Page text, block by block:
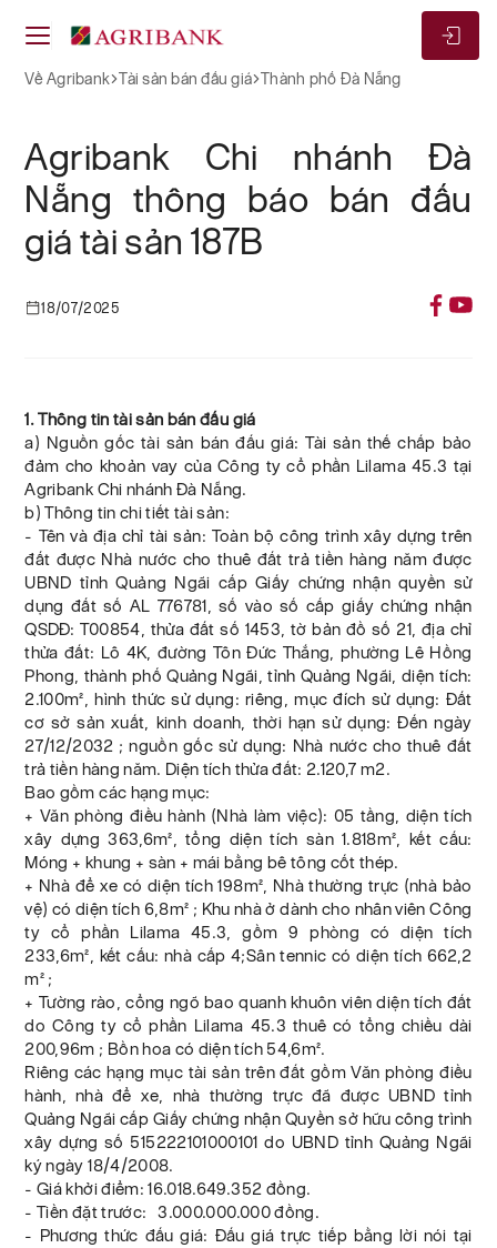
Về Agribank Tài sản bán đấu giá Thành phố Đà Nẵng
Agribank Chi nhánh Đà
Nẵng thông báo bán đấu
giá tài sản 187B
18/07/2025
1. Thông tin tài sản bán đấu giá
a) Nguồn gốc tài sản bán đấu giá: Tài sản thế chấp bảo
đảm cho khoản vay của Công ty cổ phần Lilama 45.3 tại
Agribank Chi nhánh Đà Nẵng.
b) Thông tin chi tiết tài sản:
- Tên và địa chỉ tài sản: Toàn bộ công trình xây dựng trên
đất được Nhà nước cho thuê đất trả tiền hàng năm được
UBND tỉnh Quảng Ngãi cấp Giấy chứng nhận quyền sử
dụng đất số AL 776781, số vào số cấp giấy chứng nhận
QSDĐ: T00854, thửa đất số 1453, tờ bản đồ số 21, địa chỉ
thửa đất: Lô 4K, đường Tôn Đức Thắng, phường Lê Hồng
Phong, thành phố Quảng Ngãi, tỉnh Quảng Ngãi, diện tích:
2.100m², hình thức sử dụng: riêng, mục đích sử dụng: Đất
cơ sở sản xuất, kinh doanh, thời hạn sử dụng: Đến ngày
27/12/2032 ; nguồn gốc sử dụng: Nhà nước cho thuê đất
trả tiền hàng năm. Diện tích thửa đất: 2.120,7 m2.
Bao gồm các hạng mục:
+ Văn phòng điều hành (Nhà làm việc): 05 tầng, diện tích
xây dựng 363,6m², tổng diện tích sàn 1.818m², kết cấu:
Móng + khung + sàn + mái bằng bê tông cốt thép.
+ Nhà để xe có diện tích 198m², Nhà thường trực (nhà bảo
vệ) có diện tích 6,8m² ; Khu nhà ở dành cho nhân viên Công
ty cổ phần Lilama 45.3, gồm 9 phòng có diện tích
233,6m², kết cấu: nhà cấp 4;Sân tennic có diện tích 662,2
m² ;
+ Tường rào, cổng ngõ bao quanh khuôn viên diện tích đất
do Công ty cổ phần Lilama 45.3 thuê có tổng chiều dài
200,96m ; Bồn hoa có diện tích 54,6m².
Riêng các hạng mục tài sản trên đất gồm Văn phòng điều
hành, nhà để xe, nhà thường trực đã được UBND tỉnh
Quảng Ngãi cấp Giấy chứng nhận Quyền sở hữu công trình
xây dựng số 515222101000101 do UBND tỉnh Quảng Ngãi
ký ngày 18/4/2008.
- Giá khởi điểm: 16.018.649.352 đồng.
- Tiền đặt trước: 3.000.000.000 đồng.
- Phương thức đấu giá: Đấu giá trực tiếp bằng lời nói tại